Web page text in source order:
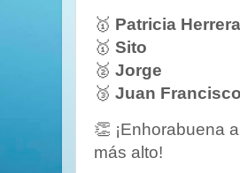
🥇 Patricia Herrera
🥇 Sito
🥈 Jorge
🥉 Juan Francisco
👏 ¡Enhorabuena
más alto!